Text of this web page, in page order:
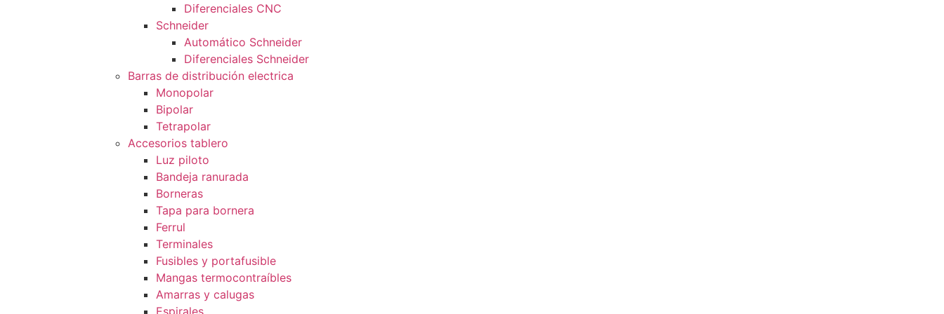
Diferenciales CNC
Schneider
Automático Schneider
Diferenciales Schneider
Barras de distribución electrica
Monopolar
Bipolar
Tetrapolar
Accesorios tablero
Luz piloto
Bandeja ranurada
Borneras
Tapa para bornera
Ferrul
Terminales
Fusibles y portafusible
Mangas termocontraíbles
Amarras y calugas
Espirales